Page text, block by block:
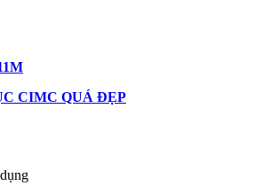
CIMC QUÁ ĐẸP